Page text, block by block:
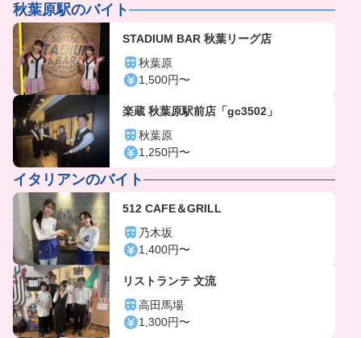
秋葉原駅のバイト
STADIUM BAR 秋葉リーグ店
秋葉原
1,500円〜
楽蔵 秋葉原駅前店「gc3502」
秋葉原
1,250円〜
イタリアンのバイト
512 CAFE＆GRILL
乃木坂
1,400円〜
リストランテ 文流
高田馬場
1,300円〜